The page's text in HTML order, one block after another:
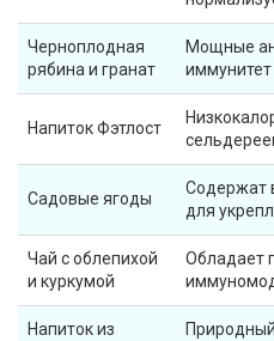
Черноплодная
рябина и гранат
Мощные
Напиток Фэтлост
Садовые ягоды
Содержат
для
Чай с облепихой
и куркумой
Обладает
Напиток из